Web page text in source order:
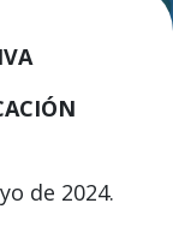
de 2024.